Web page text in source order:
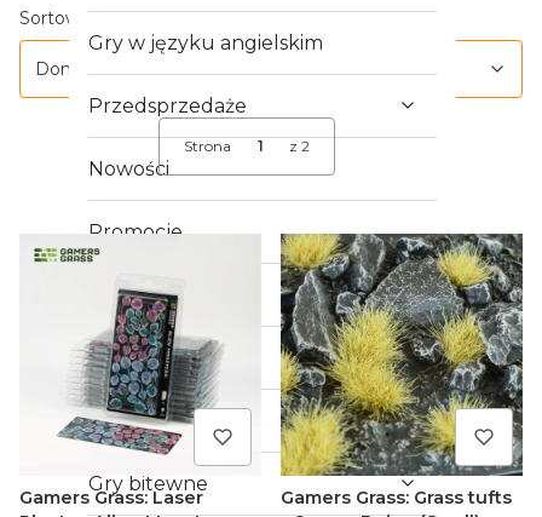
Gry w języku angielskim
Przedsprzedaże
Nowości
Promocje
Outlet
Crowdfunding
Gry RPG
Gry bitewne
Lista produktów
Sortowanie:Domyślne
Domyślne
Strona z 2
Gamers Grass: Laser
Gamers Grass: Grass tufts